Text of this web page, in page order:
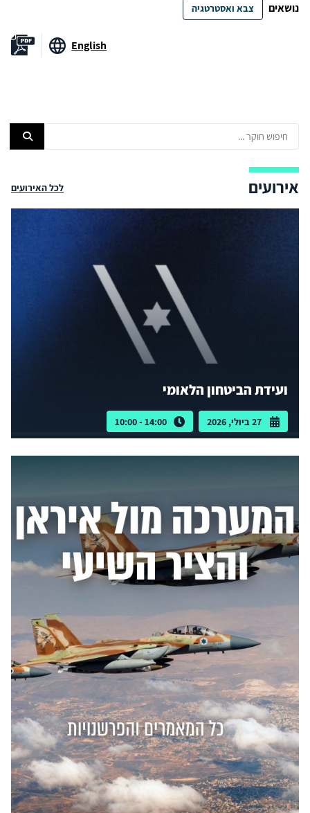
נושאים צבא ואסטרטגיה
English
אירועים לכל האירועים
ועידת הביטחון הלאומי
27 ביולי, 2026 14:00 - 10:00